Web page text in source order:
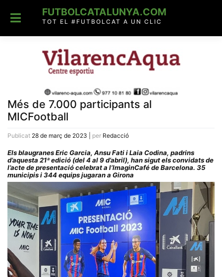
content
FUTBOLCATALUNYA.COM
TOT EL #FUTBOLCAT A UN CLIC
Més de 7.000 participants al
MICFootball
Publicat 28 de març de 2023 per Redacció
Els blaugranes Eric Garcia, Ansu Fati i Laia Codina, padrins
d’aquesta 21ª edició (del 4 al 9 d’abril), han sigut els convidats de
l’acte de presentació celebrat a l’ImaginCafé de Barcelona. 35
municipis i 344 equips jugaran a Girona